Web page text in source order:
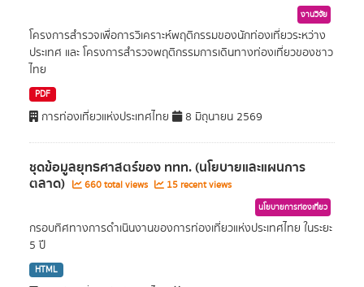
งานวิจัย
โครงการสำรวจเพื่อการวิเคราะห์พฤติกรรมของนักท่องเที่ยวระหว่าง
ประเทศ และ โครงการสำรวจพฤติกรรมการเดินทางท่องเที่ยวของชาว
ไทย
PDF
การท่องเที่ยวแห่งประเทศไทย 8 มิถุนายน 2569
ชุดข้อมูลยุทธศาสตร์ของ ททท. (นโยบายและแผนการ
ตลาด) 660 total views 15 recent views
นโยบายการท่องเที่ยว
กรอบทิศทางการดำเนินงานของการท่องเที่ยวแห่งประเทศไทย ในระยะ
5 ปี
HTML